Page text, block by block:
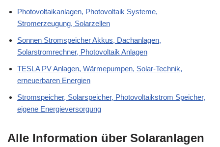
Photovoltaikanlagen, Photovoltaik Systeme,
Stromerzeugung, Solarzellen
Sonnen Stromspeicher Akkus, Dachanlagen,
Solarstromrechner, Photovoltaik Anlagen
TESLA PV Anlagen, Wärmepumpen, Solar-Technik,
erneuerbaren Energien
Stromspeicher, Solarspeicher, Photovoltaikstrom Speicher,
eigene Energieversorgung
Alle Information über Solaranlagen